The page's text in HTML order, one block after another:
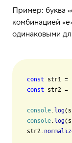
Пример: буква
комбинацией
одинаковыми
const str1 =
const str2 =
console log
console log
str2.